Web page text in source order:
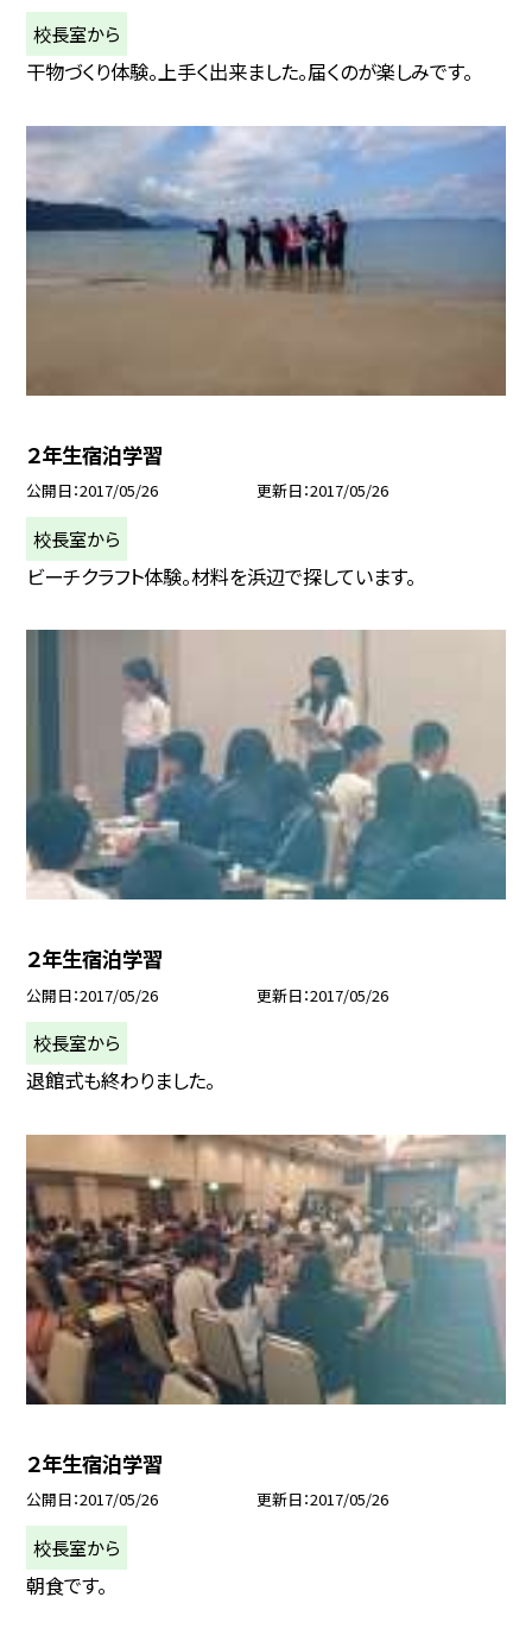
校長室から
干物づくり体験。上手く出来ました。届くのが楽しみです。
２年生宿泊学習
公開日 2017/05/26 更新日 2017/05/26
校長室から
ビーチクラフト体験。材料を浜辺で探しています。
２年生宿泊学習
公開日 2017/05/26 更新日 2017/05/26
校長室から
退館式も終わりました。
２年生宿泊学習
公開日 2017/05/26 更新日 2017/05/26
校長室から
朝食です。